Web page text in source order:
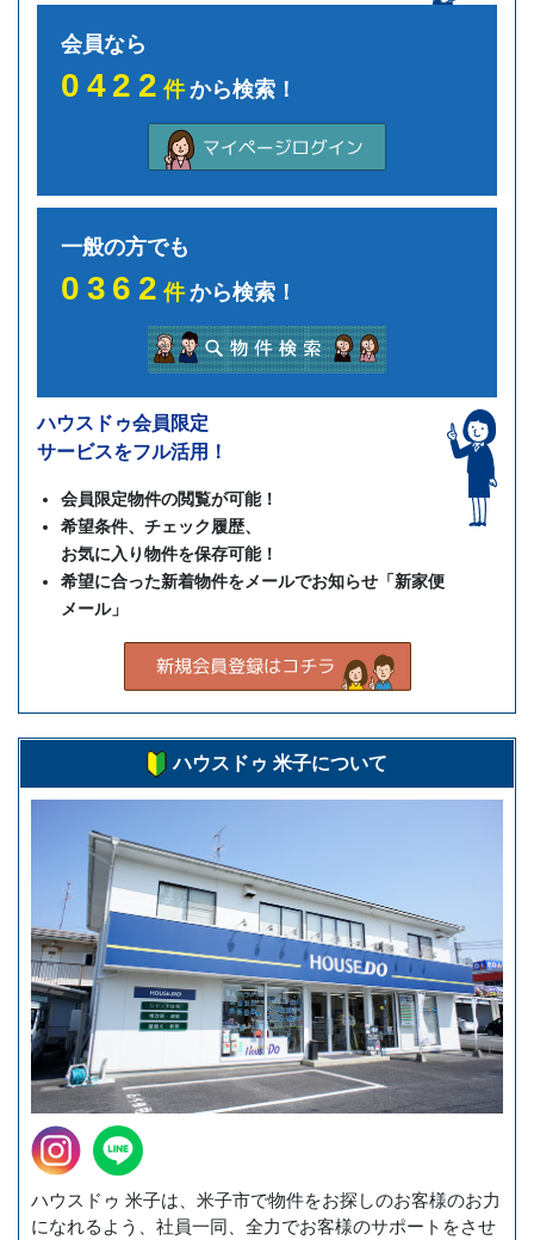
会員なら
0422件から検索！
一般の方でも
0362件から検索！
ハウスドゥ会員限定
サービスをフル活用！
会員限定物件の閲覧が可能！
希望条件、チェック履歴、
お気に入り物件を保存可能！
希望に合った新着物件をメールでお知らせ「新家便
メール」
ハウスドゥ 米子について
ハウスドゥ 米子は、米子市で物件をお探しのお客様のお力
になれるよう、社員一同、全力でお客様のサポートをさせ